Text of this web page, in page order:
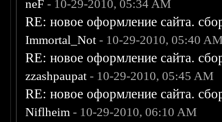
neF - 10-29-2010, 05:34 AM
RE: новое оформление сайта.
Immortal_Not - 10-29-2010, 05:40
RE: новое оформление сайта.
zzashpaupat - 10-29-2010, 05:45 AM
RE: новое оформление сайта.
Niflheim - 10-29-2010, 06:10 AM